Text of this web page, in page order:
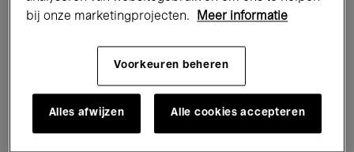
Onderwijs Rondleidingen
bij onze marketingprojecten.
Meer informatie
Voorkeuren beheren
Alles afwijzen Alle cookies accepteren